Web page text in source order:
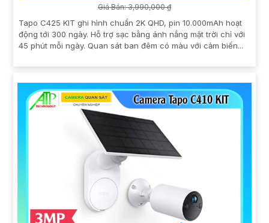
Giá Bán: 3,990,000 ₫
Tapo C425 KIT ghi hình chuẩn 2K QHD, pin 10.000mAh hoạt
động tới 300 ngày. Hỗ trợ sạc bằng ánh nắng mặt trời chỉ với
45 phút mỗi ngày. Quan sát ban đêm có màu với cảm biến...